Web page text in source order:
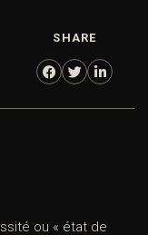
SHARE
ou « état de